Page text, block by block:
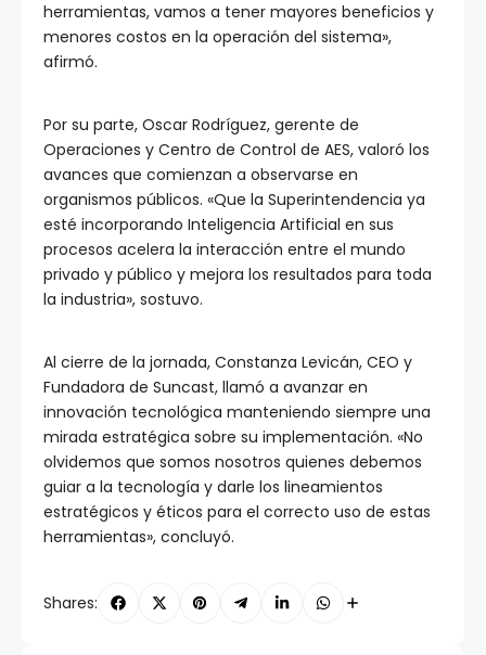
herramientas, vamos a tener mayores beneficios y
menores costos en la operación del sistema»,
afirmó.
Por su parte, Oscar Rodríguez, gerente de
Operaciones y Centro de Control de AES, valoró los
avances que comienzan a observarse en
organismos públicos. «Que la Superintendencia ya
esté incorporando Inteligencia Artificial en sus
procesos acelera la interacción entre el mundo
privado y público y mejora los resultados para toda
la industria», sostuvo.
Al cierre de la jornada, Constanza Levicán, CEO y
Fundadora de Suncast, llamó a avanzar en
innovación tecnológica manteniendo siempre una
mirada estratégica sobre su implementación. «No
olvidemos que somos nosotros quienes debemos
guiar a la tecnología y darle los lineamientos
estratégicos y éticos para el correcto uso de estas
herramientas», concluyó.
Shares: